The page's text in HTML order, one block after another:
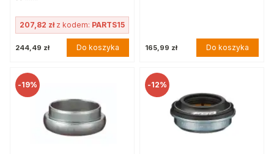
207,82 złz kodem: PARTS15
244,49 zł Do koszyka 165,99 zł Do koszyka
-19% -12%